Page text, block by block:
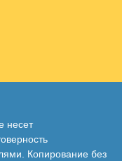
несет
Копирование без